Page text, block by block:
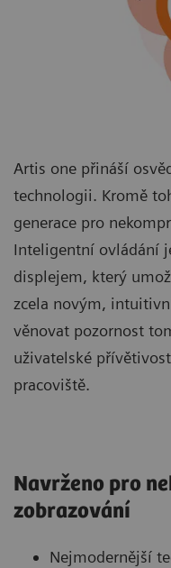
Artis one přináší
technologii. Kromě
generace pro
Inteligentní ovládání
displejem, který
zcela novým,
věnovat pozornost
uživatelské
pracoviště.
Navrženo pro
zobrazování
Nejmodernější